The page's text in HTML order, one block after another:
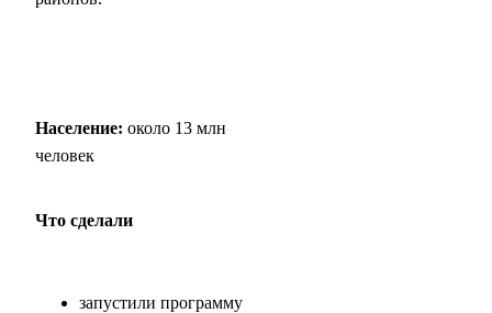
Население: около 13 млн
человек
Что сделали
запустили программу